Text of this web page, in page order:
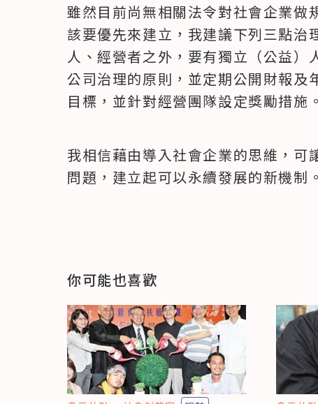
雖然目前尚無相關法令對社會企業做
該要優先來建立，我建議下列三點治
人、經營者之外，要有獨立（公益
公司治理的原則，並定期公開財報及
目標，並針對經營團隊設定獎勵措施。
我相信藉由導入社會企業的思維，可
問題，建立起可以永續發展的新機制。
你可能也喜歡